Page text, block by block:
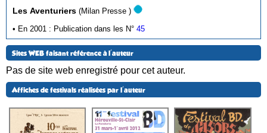
Les Aventuriers
(Milan Presse )
• En 2001 : Publication dans les N°45
Sites WEB faisant référence à l'auteur
Pas de site web enregistré pour cet auteur.
Affiches de festivals réalisées par l'auteur